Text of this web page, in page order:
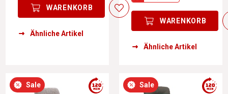
WARENKORB
Ähnliche Artikel
WARENKORB
Ähnliche Artikel
Sale Sale